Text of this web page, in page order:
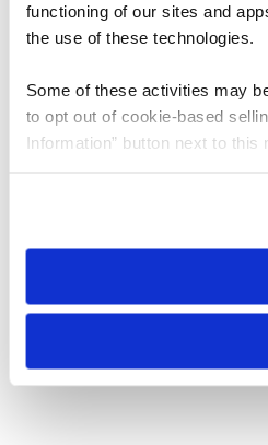
functioning of our sites and
the use of these technologies.
Some of these activities may
to opt out of cookie-based
Information” button next to this
need to be set again.